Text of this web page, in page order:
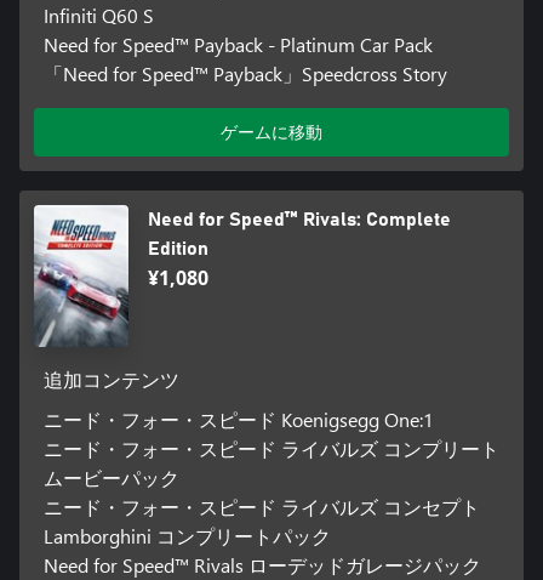
Infiniti Q60 S
Need for Speed™ Payback - Platinum Car Pack
「Need for Speed™ Payback」Speedcross Story
ゲームに移動
Need for Speed™ Rivals: Complete
Edition
¥1,080
追加コンテンツ
ニード・フォー・スピード Koenigsegg One:1
ニード・フォー・スピード ライバルズ コンプリート
ムービーパック
ニード・フォー・スピード ライバルズ コンセプト
Lamborghini コンプリートパック
Need for Speed™ Rivals ローデッドガレージパック